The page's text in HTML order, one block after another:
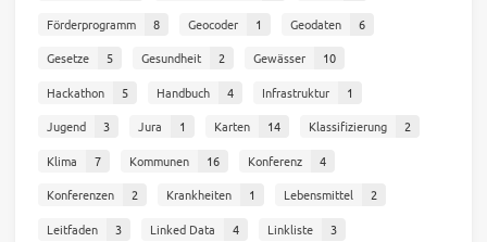
Förderprogramm
8 Geocoder 1 Geodaten
6
Gesetze
5 Gesundheit 2 Gewässer
10
Hackathon
5 Handbuch 4 Infrastruktur
1
Jugend
3 Jura 1 Karten 14 Klassifizierung
2
Klima
7 Kommunen 16 Konferenz
4
Konferenzen
2 Krankheiten 1 Lebensmittel
2
Leitfaden
3 Linked Data 4 Linkliste
3